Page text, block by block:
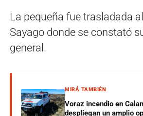
La pequeña fue trasladada
Sayago donde se constató
general.
MIRÁ TAMBIÉN
Voraz incendio en
despliegan un amplio